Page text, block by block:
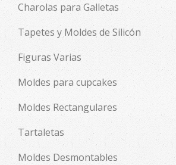
Charolas para Galletas
Tapetes y Moldes de Silicón
Figuras Varias
Moldes para cupcakes
Moldes Rectangulares
Tartaletas
Moldes Desmontables